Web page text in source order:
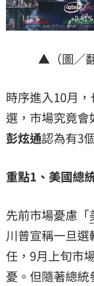
▲（圖／
時序進入10月
選，市場究竟會
彭炫通認為有3
重點1、美國總
先前市場憂慮「
川普宣稱一旦
任，9月上旬市
憂。但隨著總